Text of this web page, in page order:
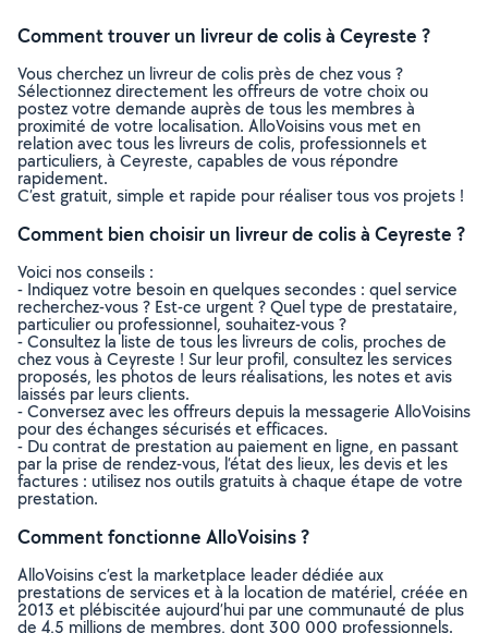
Comment trouver un livreur de colis à Ceyreste ?
Vous cherchez un livreur de colis près de chez vous ?
Sélectionnez directement les offreurs de votre choix ou
postez votre demande auprès de tous les membres à
proximité de votre localisation. AlloVoisins vous met en
relation avec tous les livreurs de colis, professionnels et
particuliers, à Ceyreste, capables de vous répondre
rapidement.
C’est gratuit, simple et rapide pour réaliser tous vos projets !
Comment bien choisir un livreur de colis à Ceyreste ?
Voici nos conseils :
- Indiquez votre besoin en quelques secondes : quel service
recherchez-vous ? Est-ce urgent ? Quel type de prestataire,
particulier ou professionnel, souhaitez-vous ?
- Consultez la liste de tous les livreurs de colis, proches de
chez vous à Ceyreste ! Sur leur profil, consultez les services
proposés, les photos de leurs réalisations, les notes et avis
laissés par leurs clients.
- Conversez avec les offreurs depuis la messagerie AlloVoisins
pour des échanges sécurisés et efficaces.
- Du contrat de prestation au paiement en ligne, en passant
par la prise de rendez-vous, l’état des lieux, les devis et les
factures : utilisez nos outils gratuits à chaque étape de votre
prestation.
Comment fonctionne AlloVoisins ?
AlloVoisins c’est la marketplace leader dédiée aux
prestations de services et à la location de matériel, créée en
2013 et plébiscitée aujourd’hui par une communauté de plus
de 4,5 millions de membres, dont 300 000 professionnels.